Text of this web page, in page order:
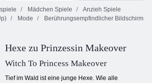
Mädchen Spiele
Anzieh Spiele
Mode
Berührungsempfindlicher Bildschirm
Hexe zu Prinzessin Makeover
Witch To Princess Makeover
Tief im Wald ist eine junge Hexe. Wie alle